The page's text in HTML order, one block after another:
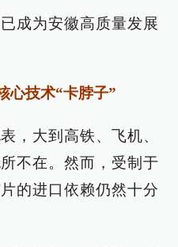
成为安徽高质量发展
心技术“卡脖子”
，大到高铁、飞机、
不在。然而，受制于
的进口依赖仍然十分